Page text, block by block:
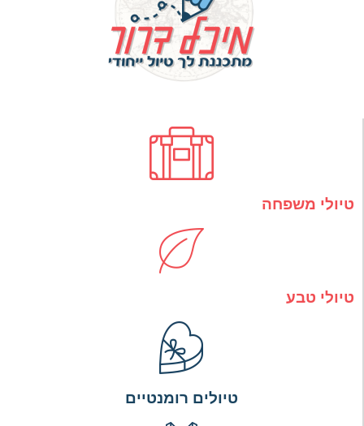
טיולי משפחה
טיולי טבע
טיולים רומנטיים